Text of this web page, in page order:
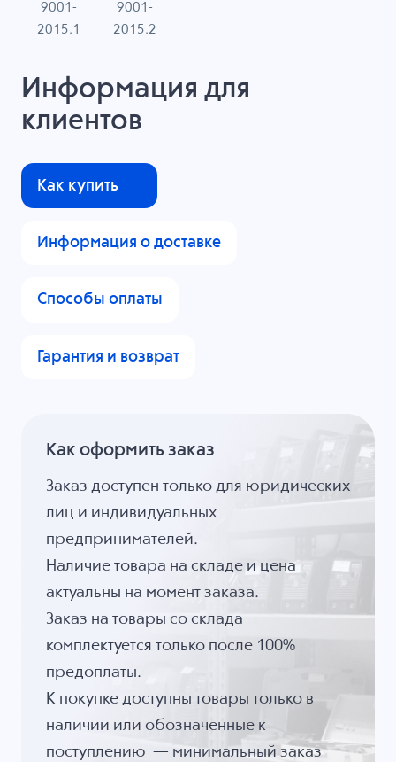
9001-
2015.1
9001-
2015.2
Информация для
клиентов
Как купить
Информация о доставке
Способы оплаты
Гарантия и возврат
Как оформить заказ
Заказ доступен только для юридических
лиц и индивидуальных
предпринимателей.
Наличие товара на складе и цена
актуальны на момент заказа.
Заказ на товары со склада
комплектуется только после 100%
предоплаты.
К покупке доступны товары только в
наличии или обозначенные к
поступлению — минимальный заказ